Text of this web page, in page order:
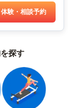
体験・相談予約
探す